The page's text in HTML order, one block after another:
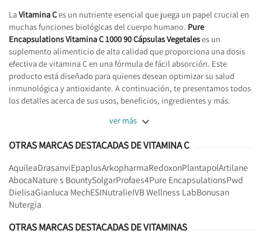
LaVitamina Ces un nutriente esencial que juega un papel crucial en
muchas funciones biológicas del cuerpo humano. Pure
Encapsulations Vitamina C 1000 90 Cápsulas Vegetaleses un
suplemento alimenticio de alta calidad que proporciona una dosis
efectiva de vitamina C en una fórmula de fácil absorción. Este
producto está diseñado para quienes desean optimizar su salud
inmunológica y antioxidante. A continuación, te presentamos todos
los detalles acerca de sus usos, beneficios, ingredientes y más.
ver más 
OTRAS MARCAS DESTACADAS DE VITAMINA C
AquileaDrasanviEpaplusArkopharmaRedoxonPlantapolArtilane
AbocaNature s BountySolgarProfaes4Pure EncapsulationsPwd
DielisaGianluca MechESINutralieIVB Wellness LabBonusan
Nutergia
OTRAS MARCAS DESTACADAS DE VITAMINAS